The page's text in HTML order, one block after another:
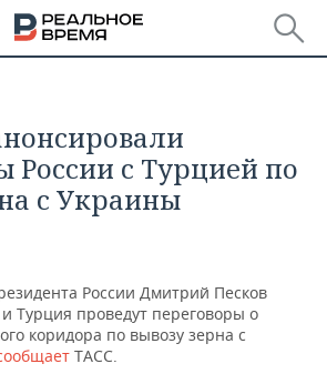
ПФО
России с Турцией по
с Украины
России Дмитрий Песков
Турция проведут переговоры о
коридора по вывозу зерна с
ТАСС.